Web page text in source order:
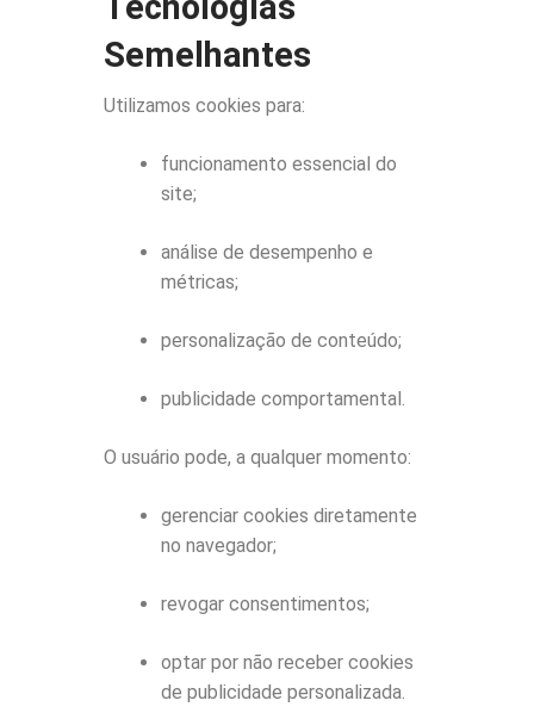
Semelhantes
Utilizamos cookies para:
funcionamento essencial do
site;
análise de desempenho e
métricas;
personalização de conteúdo;
publicidade comportamental.
O usuário pode, a qualquer momento:
gerenciar cookies diretamente
no navegador;
revogar consentimentos;
optar por não receber cookies
de publicidade personalizada.